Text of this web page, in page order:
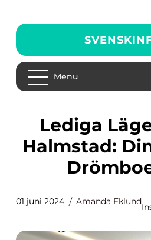
Menu
Lediga Lägenheter i
Halmstad:
01 juni 2024 Amanda Eklund